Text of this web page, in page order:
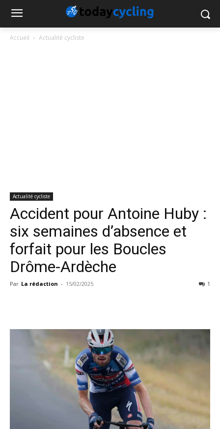
Accueil Actualité cycliste
Actualité cycliste
Accident pour Antoine Huby :
six semaines d’absence et
forfait pour les Boucles
Drôme-Ardèche
Par La rédaction - 15/02/2025 1